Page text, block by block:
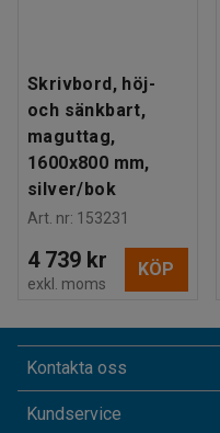
Skrivbord, höj-
och sänkbart,
maguttag,
1600x800 mm,
silver/bok
Art. nr: 153231
4 739 kr
exkl. moms
KÖP
Kontakta oss
Kundservice